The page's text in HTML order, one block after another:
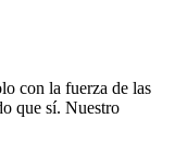
con la fuerza de las
que sí. Nuestro